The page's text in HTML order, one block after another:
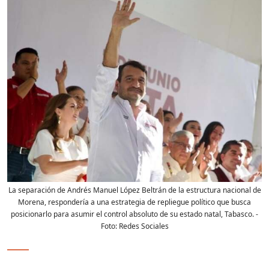
La separación de Andrés Manuel López Beltrán de la estructura nacional de
Morena, respondería a una estrategia de repliegue político que busca
posicionarlo para asumir el control absoluto de su estado natal, Tabasco.-
Foto: Redes Sociales